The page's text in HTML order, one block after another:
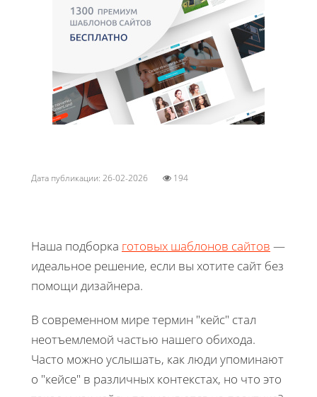
Дата публикации: 26-02-2026 194
Наша подборка готовых шаблонов сайтов —
идеальное решение, если вы хотите сайт без
помощи дизайнера.
В современном мире термин "кейс" стал
неотъемлемой частью нашего обихода.
Часто можно услышать, как люди упоминают
о "кейсе" в различных контекстах, но что это